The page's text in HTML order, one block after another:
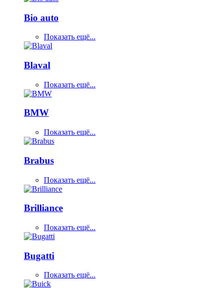
Bio auto
Показать ещё...
Blaval
Показать ещё...
BMW
Показать ещё...
Brabus
Показать ещё...
Brilliance
Показать ещё...
Bugatti
Показать ещё...